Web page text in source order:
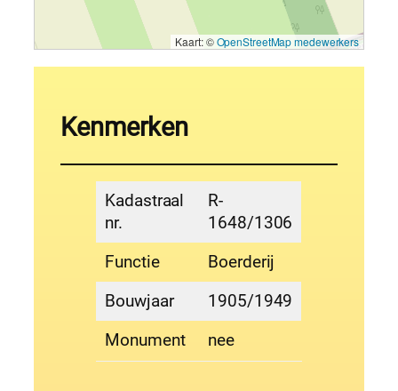
Kaart: ©OpenStreetMap medewerkers
Kenmerken
Kadastraal
nr.
R-
1648/1306
Functie
Boerderij
Bouwjaar
1905/1949
Monument
nee